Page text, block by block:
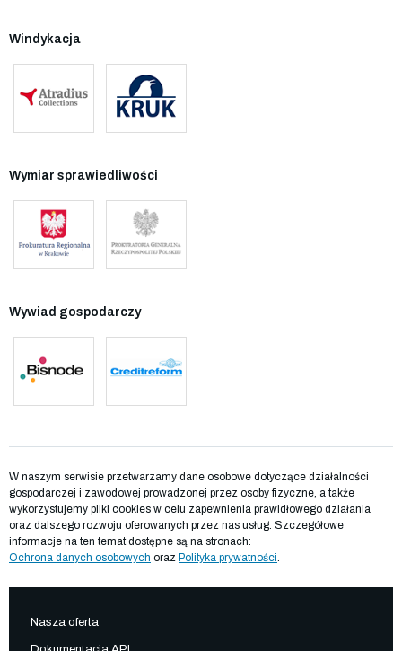
Windykacja
Wymiar sprawiedliwości
Wywiad gospodarczy
W naszym serwisie przetwarzamy dane osobowe dotyczące działalności
gospodarczej i zawodowej prowadzonej przez osoby fizyczne, a także
wykorzystujemy pliki cookies w celu zapewnienia prawidłowego działania
oraz dalszego rozwoju oferowanych przez nas usług. Szczegółowe
informacje na ten temat dostępne są na stronach:
Ochrona danych osobowych oraz Polityka prywatności.
Nasza oferta